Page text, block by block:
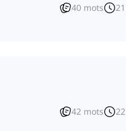
40 mots 21
42 mots 22